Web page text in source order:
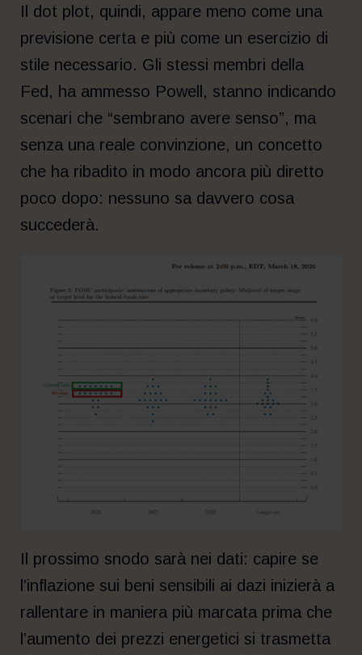
Il dot plot, quindi, appare meno come una
previsione certa e più come un esercizio di
stile necessario. Gli stessi membri della
Fed, ha ammesso Powell, stanno indicando
scenari che “sembrano avere senso”, ma
senza una reale convinzione, un concetto
che ha ribadito in modo ancora più diretto
poco dopo: nessuno sa davvero cosa
succederà.
Il prossimo snodo sarà nei dati: capire se
l’inflazione sui beni sensibili ai dazi inizierà a
rallentare in maniera più marcata prima che
l’aumento dei prezzi energetici si trasmetta